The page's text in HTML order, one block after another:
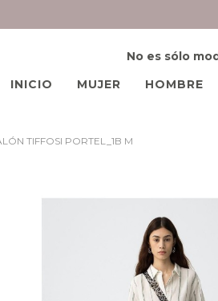
No es sólo
INICIO
MUJER HOMBRE
TIFFOSI PORTEL_1B M